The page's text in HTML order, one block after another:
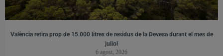
València retira prop de 15.000 litres de residus de la Devesa durant el mes de
juliol
6 agost, 2026